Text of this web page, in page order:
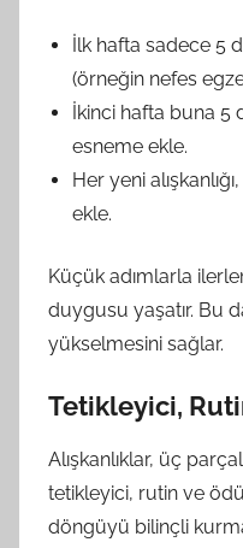
İlk hafta sadece 5
(örneğin nefes
İkinci hafta buna 5
esneme ekle.
Her yeni
ekle.
Küçük adımlarla
duygusu yaşatır. Bu
yükselmesini sağlar.
Tetikleyici,
Alışkanlıklar, üç
tetikleyici, rutin ve
döngüyü bilinçli